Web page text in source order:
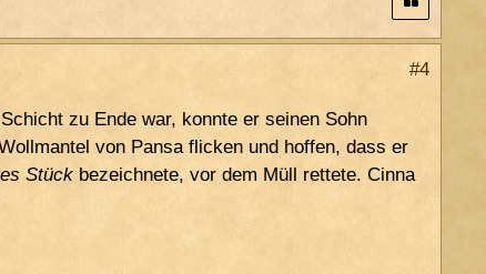
#4
zu Ende war, konnte er seinen Sohn
von Pansa flicken und hoffen, dass er
Stück bezeichnete, vor dem Müll rettete. Cinna